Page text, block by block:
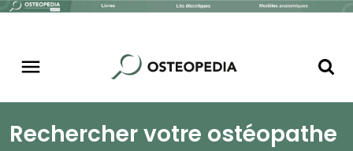
Rechercher votre ostéopathe